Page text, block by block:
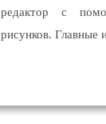
редактор с
рисунков. Главные